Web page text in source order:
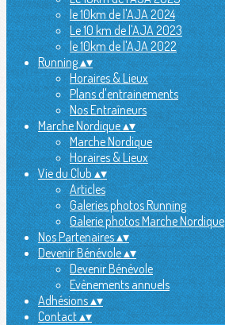
le 10km de l'AJA 2024
Le 10 km de l'AJA 2023
le 10km de l'AJA 2022
Running▴▾
Horaires & Lieux
Plans d'entrainements
Nos Entraîneurs
Marche Nordique▴▾
Marche Nordique
Horaires & Lieux
Vie du Club▴▾
Articles
Galeries photos Running
Galerie photos Marche Nordique
Nos Partenaires▴▾
Devenir Bénévole▴▾
Devenir Bénévole
Evènements annuels
Adhésions▴▾
Contact▴▾